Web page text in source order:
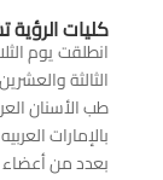
كليات الرؤية
الثالثة
طب الأسنان
بالإمارات
بعدد من أعضاء